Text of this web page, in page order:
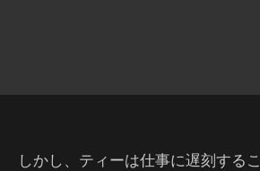
しかし、ティーは仕事に遅刻する